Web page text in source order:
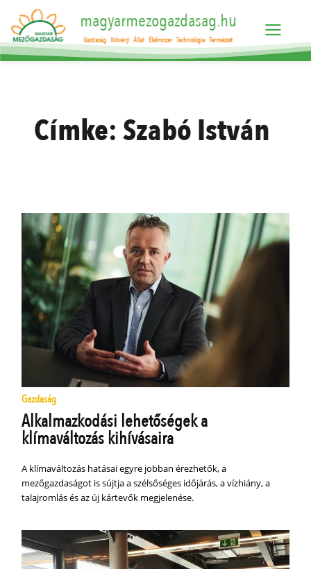
magyarmezogazdasag.hu
Gazdaság Növény Állat Élelmiszer Technológia Természet
Címke:Szabó István
Gazdaság
Alkalmazkodási lehetőségek a
klímaváltozás kihívásaira
A klímaváltozás hatásai egyre jobban érezhetők, a
mezőgazdaságot is sújtja a szélsőséges időjárás, a vízhiány, a
talajromlás és az új kártevők megjelenése.